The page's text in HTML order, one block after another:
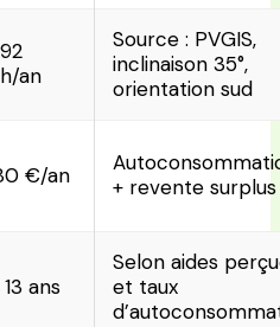
an
Source : PVGIS,
inclinaison 35°,
orientation sud
€/an
+ revente surplus
ans
Selon aides
et taux